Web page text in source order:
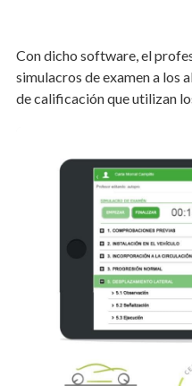
Con dicho software, el
simulacros de examen a los
de calificación que utilizan